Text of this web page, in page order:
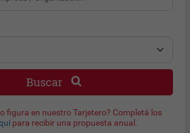
Buscar
figura en nuestro Tarjetero? Completá los
para recibir una propuesta anual.